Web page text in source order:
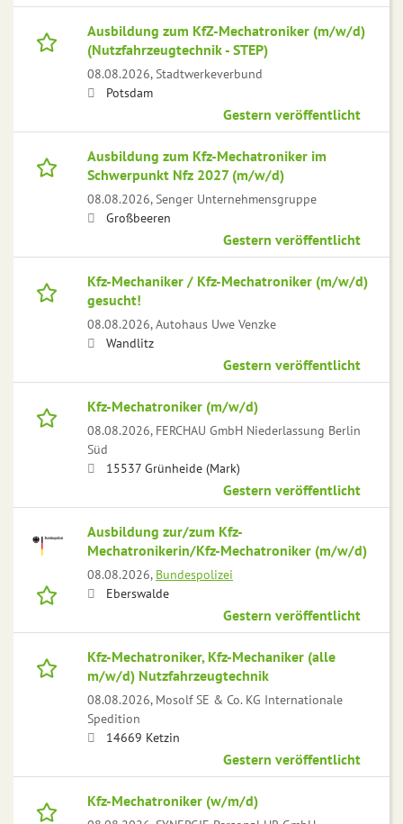
Ausbildung zum KfZ-Mechatroniker (m/w/d)
(Nutzfahrzeugtechnik - STEP)
08.08.2026,Stadtwerkeverbund
Potsdam
Gestern veröffentlicht
Ausbildung zum Kfz-Mechatroniker im
Schwerpunkt Nfz 2027 (m/w/d)
08.08.2026,Senger Unternehmensgruppe
Großbeeren
Gestern veröffentlicht
Kfz-Mechaniker / Kfz-Mechatroniker (m/w/d)
gesucht!
08.08.2026,Autohaus Uwe Venzke
Wandlitz
Gestern veröffentlicht
Kfz-Mechatroniker (m/w/d)
08.08.2026, FERCHAU GmbH Niederlassung Berlin
Süd
15537 Grünheide (Mark)
Gestern veröffentlicht
Ausbildung zur/zum Kfz-
Mechatronikerin/Kfz-Mechatroniker (m/w/d)
08.08.2026, Bundespolizei
Eberswalde
Gestern veröffentlicht
Kfz-Mechatroniker, Kfz-Mechaniker (alle
m/w/d) Nutzfahrzeugtechnik
08.08.2026, Mosolf SE & Co. KG Internationale
Spedition
14669 Ketzin
Gestern veröffentlicht
Kfz-Mechatroniker (w/m/d)